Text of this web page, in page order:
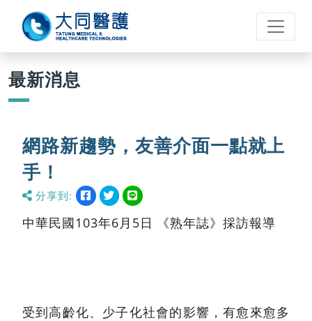
最新消息
網路新趨勢，友善介面一點就上
手！
分
到
分享到:
分
享
到
facebook
分
享
到
twitter
分
享
到
line
中華民國103年6月5日 《熟年誌》採訪報導
受到高齡化、少子化社會的影響，有愈來愈多